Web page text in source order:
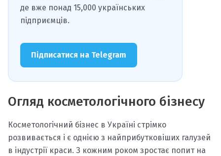
де вже понад 15,000 українських
підприємців.
Підписатися на Telegram
Огляд косметологічного бізнесу
Косметологічний бізнес в Україні стрімко
розвивається і є однією з найприбутковіших галузей
в індустрії краси. З кожним роком зростає попит на